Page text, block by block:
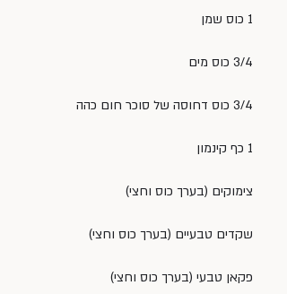
1 כוס שמן
3/4 כוס מים
3/4 כוס דחוסה של סוכר חום כהה
1 כף קינמון
צימוקים (בערך כוס וחצי)
שקדים טבעיים (בערך כוס וחצי)
פקאן טבעי (בערך כוס וחצי)